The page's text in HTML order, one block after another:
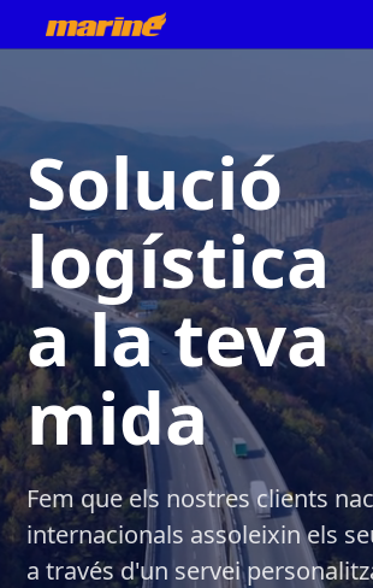
Solució
logística
a la teva
mida
Fem que els nostres clients
internacionals assoleixin els
a través d'un servei